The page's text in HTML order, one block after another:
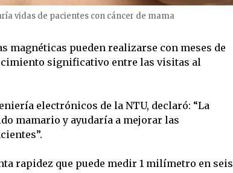
vidas de pacientes con cáncer de mama
magnéticas pueden realizarse con meses de
significativo entre las visitas al
electrónicos de la NTU, declaró: “La
mamario y ayudaría a mejorar las
rapidez que puede medir 1 milímetro en seis